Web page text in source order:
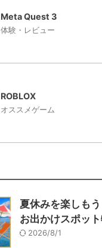
Meta Quest 3
体験・レビュー
ROBLOX
オススメゲーム
夏休みを楽しも
お出かけスポッ
2026/8/1